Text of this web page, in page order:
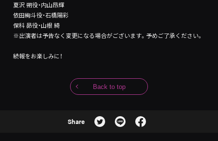
夏沢 朔役・内山昂輝
依田絢斗役・石橋陽彩
保科 昴役・山根 綺
※出演者は予告なく変更になる場合がございます。予めご了承ください。
続報をお楽しみに！
Back to top
Share